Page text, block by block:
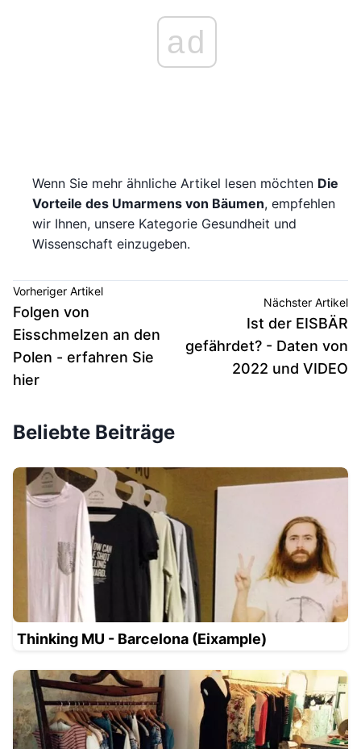
ad
Wenn Sie mehr ähnliche Artikel lesen möchten Die
Vorteile des Umarmens von Bäumen, empfehlen
wir Ihnen, unsere Kategorie Gesundheit und
Wissenschaft einzugeben.
Vorheriger Artikel
Folgen von
Eisschmelzen an den
Polen - erfahren Sie
hier
Nächster Artikel
Ist der EISBÄR
gefährdet? - Daten von
2022 und VIDEO
Beliebte Beiträge
Thinking MU - Barcelona (Eixample)